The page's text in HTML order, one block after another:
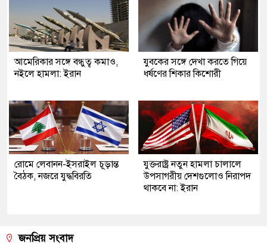
আমেরিকার সঙ্গে বন্ধুত্ব কমাও,
নইলে হামলা: ইরান
যুবকের সঙ্গে দেখা করতে গিয়ে
ধর্ষণের শিকার কিশোরী
রোমে লেবানন-ইসরাইল চূড়ান্ত
বৈঠক, নজরে যুদ্ধবিরতি
যুক্তরাষ্ট্র নতুন হামলা চালালে
উপসাগরীয় দেশগুলোও নিরাপদ
থাকবে না: ইরান
জনপ্রিয় সংবাদ